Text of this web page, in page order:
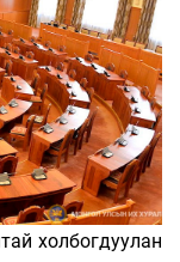
холбогдуулан